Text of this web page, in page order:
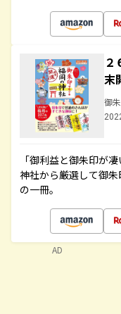
末
御
「御利益と御朱印が
神社から厳選して御
の一冊。
AD